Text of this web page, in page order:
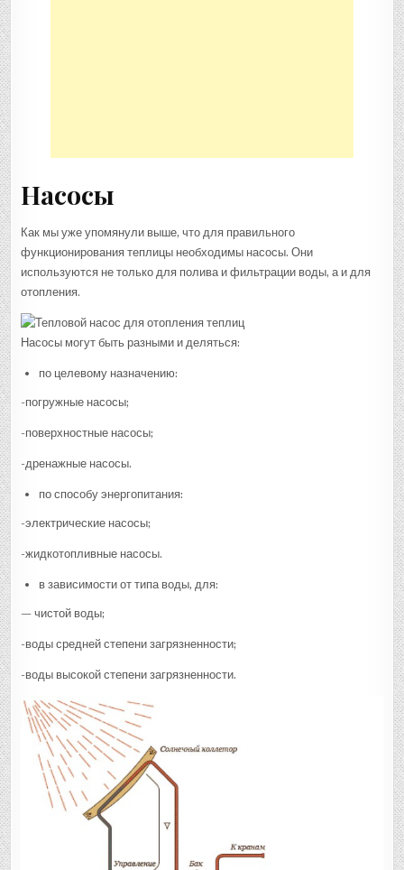
Насосы
Как мы уже упомянули выше, что для правильного
функционирования теплицы необходимы насосы. Они
используются не только для полива и фильтрации воды, а и для
отопления.
Насосы могут быть разными и деляться:
по целевому назначению:
-погружные насосы;
-поверхностные насосы;
-дренажные насосы.
по способу энергопитания:
-электрические насосы;
-жидкотопливные насосы.
в зависимости от типа воды, для:
— чистой воды;
-воды средней степени загрязненности;
-воды высокой степени загрязненности.